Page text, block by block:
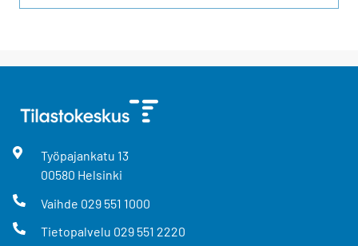
Työpajankatu 13
00580 Helsinki
Vaihde 029 551 1000
Tietopalvelu 029 551 2220